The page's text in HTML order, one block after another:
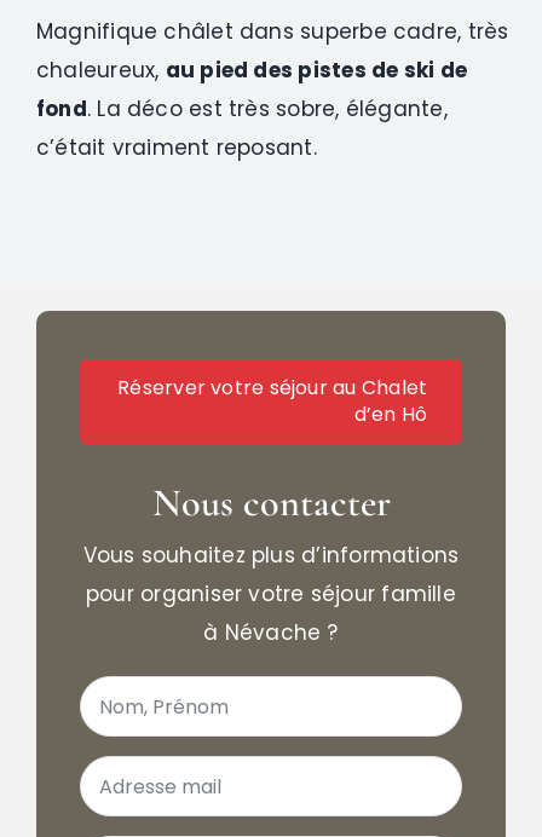
Magnifique châlet dans superbe cadre, très
chaleureux, au pied des pistes de ski de
fond. La déco est très sobre, élégante,
c’était vraiment reposant.
Réserver votre séjour au Chalet
d’en Hô
Nous contacter
Vous souhaitez plus d’informations
pour organiser votre séjour famille
à Névache ?